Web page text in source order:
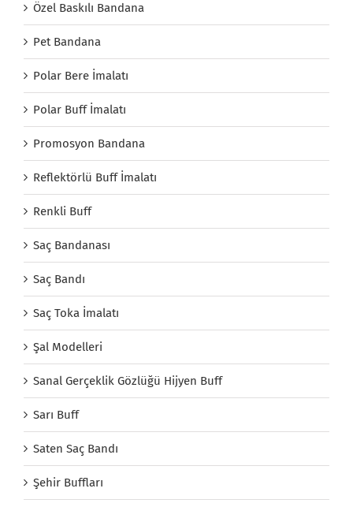
Özel Baskılı Bandana
Pet Bandana
Polar Bere İmalatı
Polar Buff İmalatı
Promosyon Bandana
Reflektörlü Buff İmalatı
Renkli Buff
Saç Bandanası
Saç Bandı
Saç Toka İmalatı
Şal Modelleri
Sanal Gerçeklik Gözlüğü Hijyen Buff
Sarı Buff
Saten Saç Bandı
Şehir Buffları